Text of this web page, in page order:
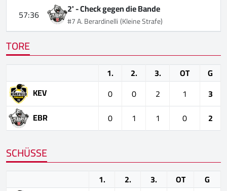
57:36 2' -Check gegen die Bande
#7 A. Berardinelli(Kleine Strafe)
TORE
1. 2. 3. OT
G
KEV
0 0 2 1
3
EBR
0 1 1 0 2
SCHÜSSE
1. 2. 3. OT
G